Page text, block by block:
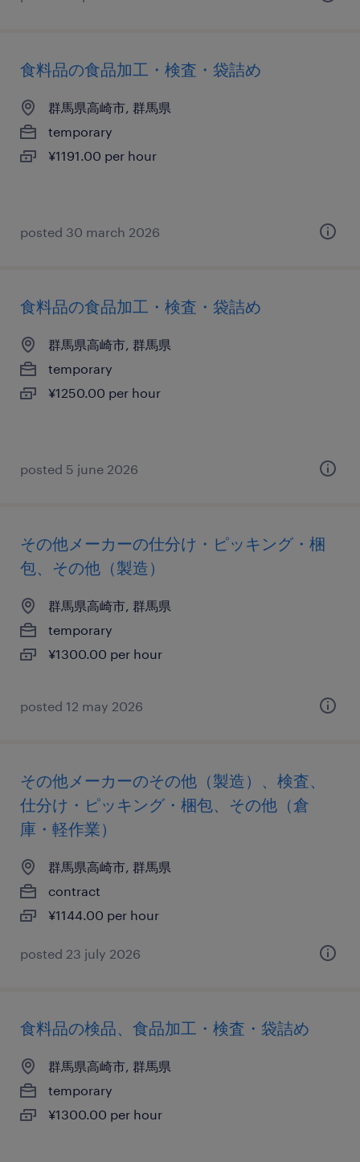
食料品の食品加工・検査・袋詰め
群馬県高崎市, 群馬県
temporary
¥1191.00 per hour
posted 30 march 2026
食料品の食品加工・検査・袋詰め
群馬県高崎市, 群馬県
temporary
¥1250.00 per hour
posted 5 june 2026
その他メーカーの仕分け・ピッキング・梱
包、その他（製造）
群馬県高崎市, 群馬県
temporary
¥1300.00 per hour
posted 12 may 2026
その他メーカーのその他（製造）、検査、
仕分け・ピッキング・梱包、その他（倉
庫・軽作業）
群馬県高崎市, 群馬県
contract
¥1144.00 per hour
posted 23 july 2026
食料品の検品、食品加工・検査・袋詰め
群馬県高崎市, 群馬県
temporary
¥1300.00 per hour